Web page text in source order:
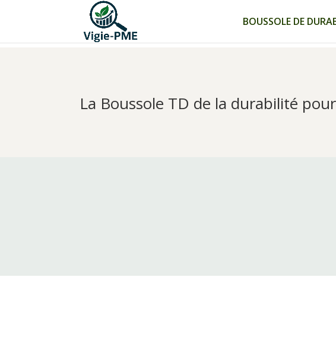
BOUSSOLE DE
La Boussole TD de la durabilité